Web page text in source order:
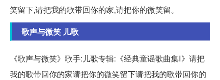
笑留下,请把我的歌带回你的家,请把你的微笑留。
歌声与微笑 儿歌
《歌声与微笑》歌手:儿歌专辑:《经典童谣歌曲集Ⅰ》请把
我的歌带回你的家请把你的微笑留下请把我的歌带回你的